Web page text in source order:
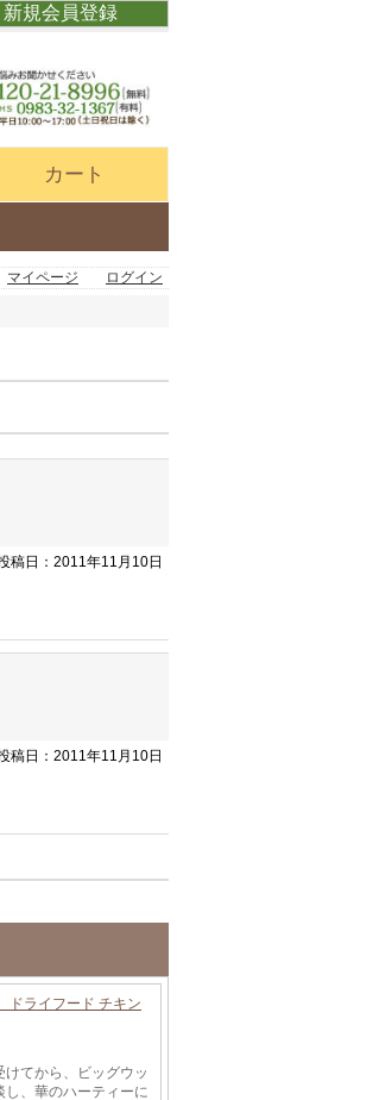
新規会員登録
カート
マイページ ログイン
稿日：2011年11月10日
稿日：2011年11月10日